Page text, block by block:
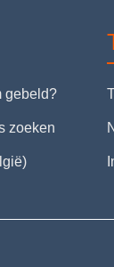
gebeld?
zoeken